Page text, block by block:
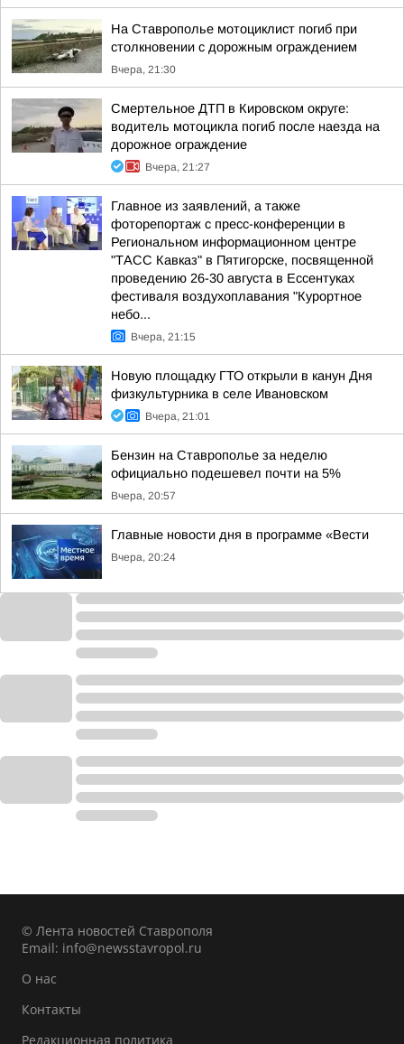
На Ставрополье мотоциклист погиб при
столкновении с дорожным ограждением
Вчера, 21:30
Смертельное ДТП в Кировском округе:
водитель мотоцикла погиб после наезда на
дорожное ограждение
Вчера, 21:27
Главное из заявлений, а также
фоторепортаж с пресс-конференции в
Региональном информационном центре
"ТАСС Кавказ" в Пятигорске, посвященной
проведению 26-30 августа в Ессентуках
фестиваля воздухоплавания "Курортное
небо...
Вчера, 21:15
Новую площадку ГТО открыли в канун Дня
физкультурника в селе Ивановском
Вчера, 21:01
Бензин на Ставрополье за неделю
официально подешевел почти на 5%
Вчера, 20:57
Главные новости дня в программе «Вести
Вчера, 20:24
© Лента новостей Ставрополя
Email: info@newsstavropol.ru
О нас
Контакты
Редакционная политика